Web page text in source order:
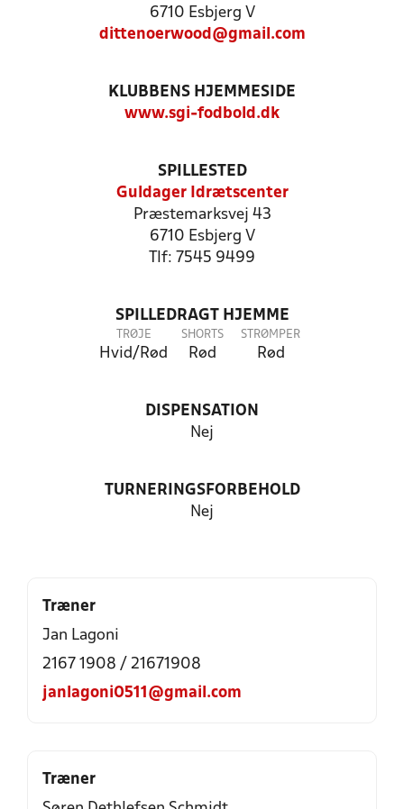
6710 Esbjerg V
dittenoerwood@gmail.com
KLUBBENS HJEMMESIDE
www.sgi-fodbold.dk
SPILLESTED
Guldager Idrætscenter
Præstemarksvej 43
6710 Esbjerg V
Tlf: 7545 9499
SPILLEDRAGT HJEMME
TRØJE
Hvid/Rød
SHORTS
Rød
STRØMPER
Rød
DISPENSATION
Nej
TURNERINGSFORBEHOLD
Nej
Træner
Jan Lagoni
2167 1908 / 21671908
janlagoni0511@gmail.com
Træner